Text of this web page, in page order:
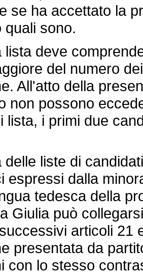
se ha accettato la
quali sono.
deve
del numero
All'atto della
non possono
lista, i primi due
liste di
espressi dalla
tedesca della
Giulia può
articoli 21
presentata da
con lo stesso